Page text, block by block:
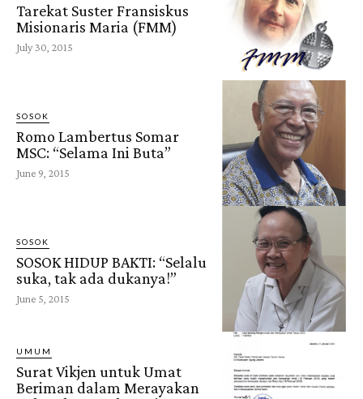
Tarekat Suster Fransiskus
Misionaris Maria (FMM)
July 30, 2015
SOSOK
Romo Lambertus Somar
MSC: “Selama Ini Buta”
June 9, 2015
SOSOK
SOSOK HIDUP BAKTI: “Selalu
suka, tak ada dukanya!”
June 5, 2015
UMUM
Surat Vikjen untuk Umat
Beriman dalam Merayakan